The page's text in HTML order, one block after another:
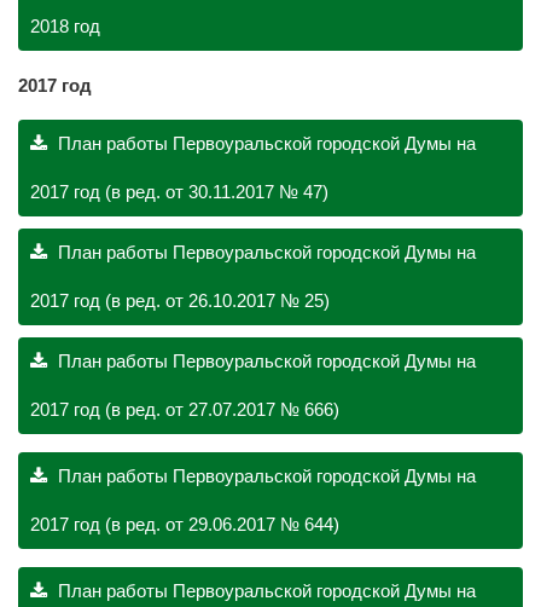
2018 год
2017 год
План работы Первоуральской городской Думы на
2017 год (в ред. от 30.11.2017 № 47)
План работы Первоуральской городской Думы на
2017 год (в ред. от 26.10.2017 № 25)
План работы Первоуральской городской Думы на
2017 год (в ред. от 27.07.2017 № 666)
План работы Первоуральской городской Думы на
2017 год (в ред. от 29.06.2017 № 644)
План работы Первоуральской городской Думы на